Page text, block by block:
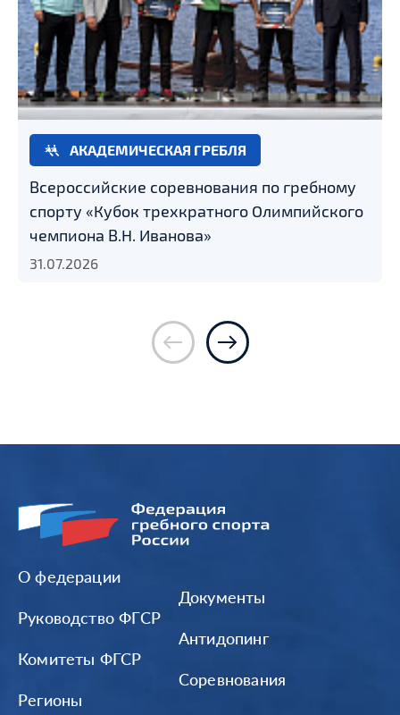
АКАДЕМИЧЕСКАЯ ГРЕБЛЯ
Всероссийские соревнования по гребному
спорту «Кубок трехкратного Олимпийского
чемпиона В.Н. Иванова»
31.07.2026
О федерации
Руководство ФГСР
Комитеты ФГСР
Регионы
Документы
Антидопинг
Соревнования